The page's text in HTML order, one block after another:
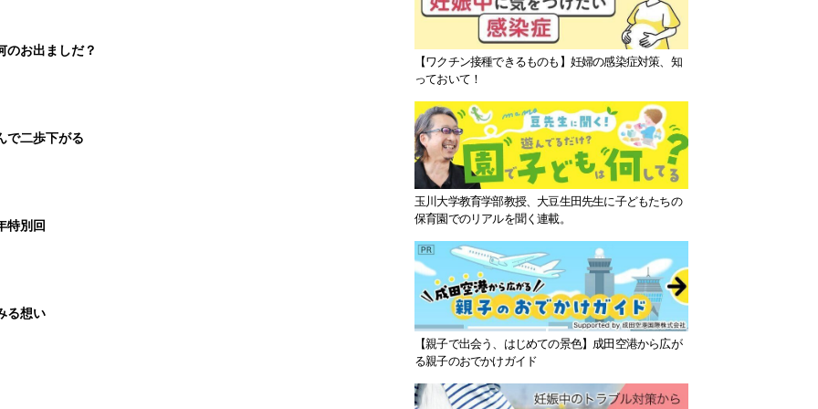
お出ましだ？
で二歩下がる
特別回
る想い
【ワクチン接種できるものも】妊婦の感染症対策、知
っておいて！
玉川大学教育学部教授、大豆生田先生に子どもたちの
保育園でのリアルを聞く連載。
【親子で出会う、はじめての景色】成田空港から広が
る親子のおでかけガイド